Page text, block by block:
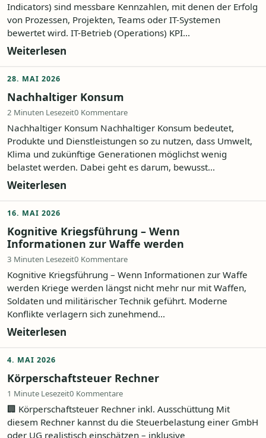
Indicators) sind messbare Kennzahlen, mit denen der Erfolg
von Prozessen, Projekten, Teams oder IT-Systemen
bewertet wird. IT-Betrieb (Operations) KPI...
Weiterlesen
28. MAI 2026
Nachhaltiger Konsum
2 Minuten Lesezeit0 Kommentare
Nachhaltiger Konsum Nachhaltiger Konsum bedeutet,
Produkte und Dienstleistungen so zu nutzen, dass Umwelt,
Klima und zukünftige Generationen möglichst wenig
belastet werden. Dabei geht es darum, bewusst...
Weiterlesen
16. MAI 2026
Kognitive Kriegsführung – Wenn
Informationen zur Waffe werden
3 Minuten Lesezeit0 Kommentare
Kognitive Kriegsführung – Wenn Informationen zur Waffe
werden Kriege werden längst nicht mehr nur mit Waffen,
Soldaten und militärischer Technik geführt. Moderne
Konflikte verlagern sich zunehmend...
Weiterlesen
4. MAI 2026
Körperschaftsteuer Rechner
1 Minute Lesezeit0 Kommentare
🏢 Körperschaftsteuer Rechner inkl. Ausschüttung Mit
diesem Rechner kannst du die Steuerbelastung einer GmbH
oder UG realistisch einschätzen – inklusive